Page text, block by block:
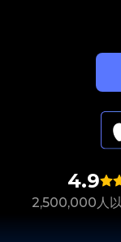
4.9
2,500,000人